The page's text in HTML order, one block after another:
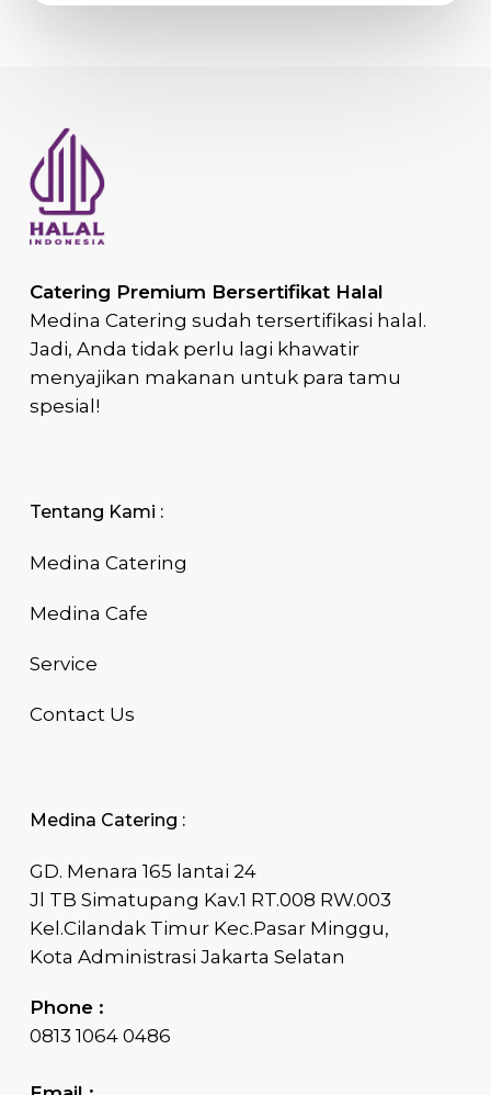
Catering Premium Bersertifikat Halal
Medina Catering sudah tersertifikasi halal.
Jadi, Anda tidak perlu lagi khawatir
menyajikan makanan untuk para tamu
spesial!
Tentang Kami :
Medina Catering
Medina Cafe
Service
Contact Us
Medina Catering :
GD. Menara 165 lantai 24
Jl TB Simatupang Kav.1 RT.008 RW.003
Kel.Cilandak Timur Kec.Pasar Minggu,
Kota Administrasi Jakarta Selatan
Phone :
0813 1064 0486